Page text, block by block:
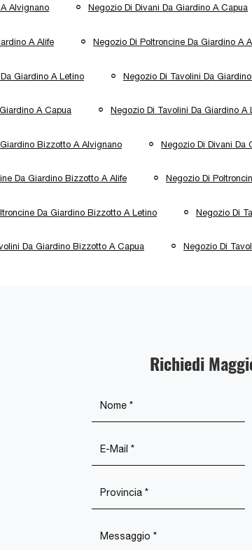
Alvignano Negozio Di Divani Da Giardino A Capua
A Alife Negozio Di Poltroncine Da Giardino A
Giardino A Letino Negozio Di Tavolini Da
A Capua Negozio Di Tavolini Da Giardino A
Bizzotto A Alvignano Negozio Di Divani Da
Da Giardino Bizzotto A Alife Negozio Di
Da Giardino Bizzotto A Letino Negozio Di
Da Giardino Bizzotto A Capua Negozio Di
Richiedi